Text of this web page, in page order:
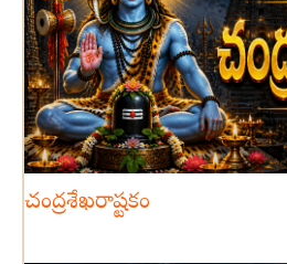
చంద్రశేఖరాష్టకం